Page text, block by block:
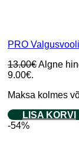
PRO
13.00€Algne
9.00€.
Maksa kolmes
LISA KORVI
-54%